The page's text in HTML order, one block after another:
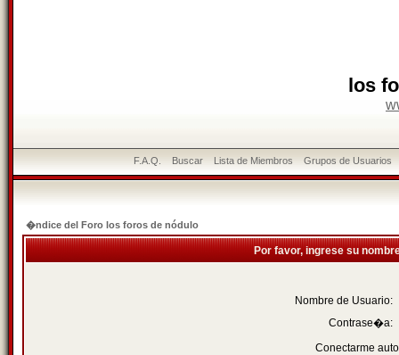
los
F.A.Q. Buscar Lista de Miembros Grupos de Usuarios
�ndice del Foro los foros de nódulo
Por favor, ingrese su
Nombre de Usuario:
Contrase�a:
Conectarme